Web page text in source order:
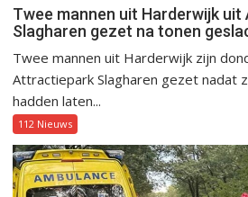
Twee mannen uit Harderwijk
Slagharen gezet na tonen
Twee mannen uit Harderwijk zijn
Attractiepark Slagharen gezet nadat
hadden laten...
112 Nieuws